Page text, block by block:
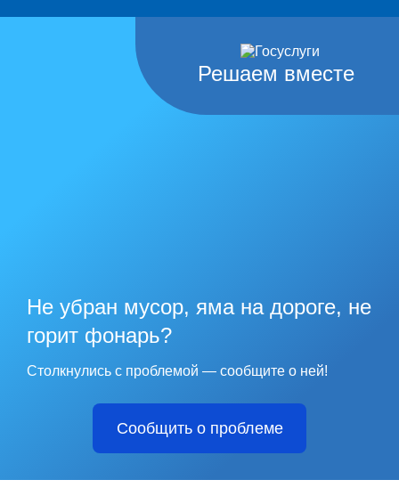
Решаем вместе
Не убран мусор, яма на дороге, не
горит фонарь?
Столкнулись с проблемой — сообщите о ней!
Сообщить о проблеме